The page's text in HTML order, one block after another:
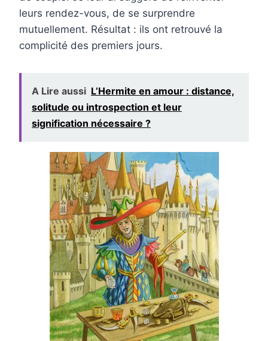
leurs rendez-vous, de se surprendre
mutuellement. Résultat : ils ont retrouvé la
complicité des premiers jours.
A Lire aussi L’Hermite en amour : distance,
solitude ou introspection et leur
signification nécessaire ?